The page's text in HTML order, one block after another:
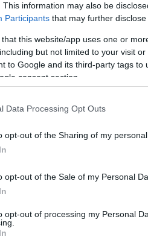
This information may also be
Participants that may further
that this website/app uses one or
but not limited to your visit
to Google and its third-party tags
consent section.
Data Processing Opt Outs
opt-out of the Sharing of my personal
opt-out of the Sale of my Personal
opt-out of processing my Personal
nella sezione Logindal